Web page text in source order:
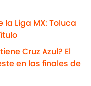
la Liga MX: Toluca
Cruz Azul? El
en las finales de